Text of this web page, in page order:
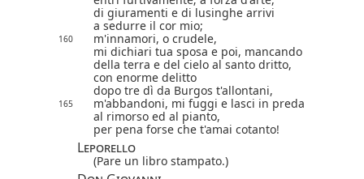
di giuramenti e di lusinghe arrivi
a sedurre il cor mio;
160
m'innamori, o crudele,
mi dichiari tua sposa e poi, mancando
della terra e del cielo al santo dritto,
con enorme delitto
dopo tre dì da Burgos t'allontani,
165
m'abbandoni, mi fuggi e lasci in preda
al rimorso ed al pianto,
per pena forse che t'amai cotanto!
Leporello
(Pare un libro stampato.)